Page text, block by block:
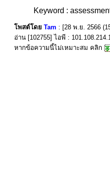
Keyword :
โพสต์โดย Tam : [28 พ.ย. 2566
อ่าน [102755] ไอพี :
หากข้อความนี้ไม่เหมาะสม คลิก